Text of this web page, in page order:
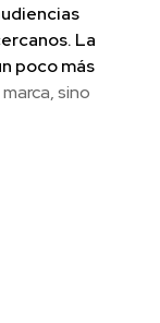
La
poco más
sino